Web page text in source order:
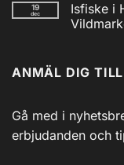
AM/FM
Powerbank
inkl
till
Utforska
Siljans
Svadlings
Guidade
19
dec
Isfiske i
Isfiske
i
Dalarna:
Ett
i
ANMÄL DIG
Gå med i
erbjudanden och